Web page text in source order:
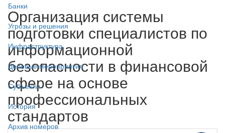
Банки
Угрозы и решения
Инфраструктура
Деловые мероприятия
Субъекты
История
Архив номеров
Организация системы
подготовки специалистов по
информационной
безопасности в финансовой
сфере на основе
профессиональных
стандартов